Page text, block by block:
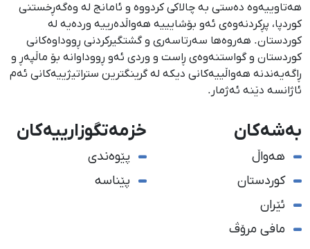
هەتاوییەوە دەستی بە چالاکی کردووە و ئامانج لە وەگەڕخستنی
كوردپا، پڕكردنەوەی ئەو بۆشایییە هەواڵدەرییە وردەیە لە
كوردستان. هەروەها سەرتاسەری و گشتگیركردنی ڕووداوەكانی
كوردستان و گواستنەوەی ڕاست و وردی ئەو ڕووداوانە بۆ ماڵپەڕ و
ڕاگەیەندنە هەواڵییەكانی دیكە لە گرینگترین ستراتیژییەكانی ئەم
ئاژانسە دێنە ئەژمار.
بەشەکان
هەواڵ
کوردستان
ئێران
مافی مرۆڤ
خزمەتگوزارییەکان
پێوەندی
پێناسە